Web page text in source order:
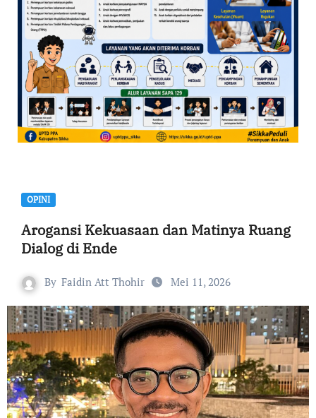
OPINI
Arogansi Kekuasaan dan Matinya Ruang
Dialog di Ende
By Faidin Att Thohir Mei 11, 2026